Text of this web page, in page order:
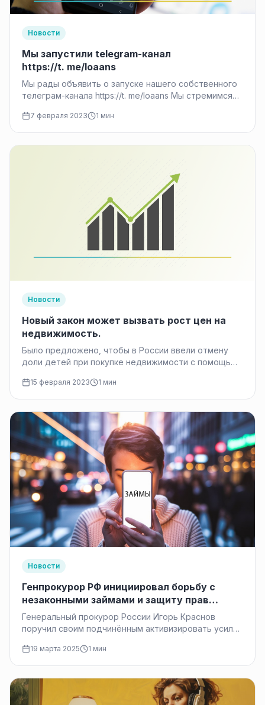
Новости
Мы запустили telegram-канал
https://t. me/loaans
Мы рады объявить о запуске нашего собственного
телеграм-канала https://t. me/loaans Мы стремимся
финансовые новости и информацию из первых
уст, этот…
7 февраля 2023 1 мин
Новости
Новый закон может вызвать рост цен на
недвижимость.
Было предложено, чтобы в России ввели отмену
доли детей при покупке недвижимости с помощью
вызвать…
15 февраля 2023 1 мин
Новости
Генпрокурор РФ инициировал борьбу с
незаконными займами и защиту прав
должников
Генеральный прокурор России Игорь Краснов
поручил своим подчинённым активизировать усилия
займов населению. Он отметил,…
19 марта 2025 1 мин